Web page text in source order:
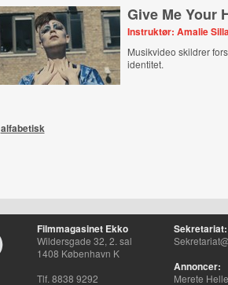
Give Me Your
Instruktør: Amalie
Musikvideo skildrer
identitet.
alfabetisk
Filmmagasinet Ekko
Wildersgade 32, 2. sal
1408 København K
Tlf. 8838 9292
Sekretariat:
Annoncer:
Merete